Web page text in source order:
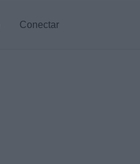
Conectar